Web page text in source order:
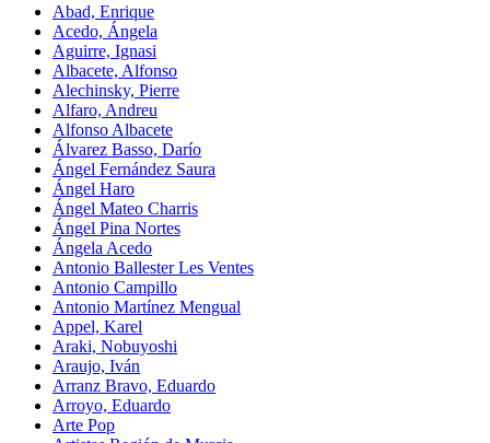
Abad, Enrique
Acedo, Ángela
Aguirre, Ignasi
Albacete, Alfonso
Alechinsky, Pierre
Alfaro, Andreu
Alfonso Albacete
Álvarez Basso, Darío
Ángel Fernández Saura
Ángel Haro
Ángel Mateo Charris
Ángel Pina Nortes
Ángela Acedo
Antonio Ballester Les Ventes
Antonio Campillo
Antonio Martínez Mengual
Appel, Karel
Araki, Nobuyoshi
Araujo, Iván
Arranz Bravo, Eduardo
Arroyo, Eduardo
Arte Pop